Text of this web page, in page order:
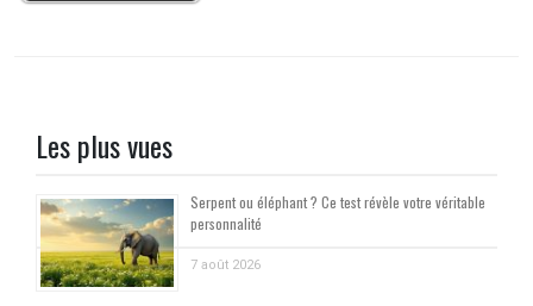
Les plus vues
Serpent ou éléphant ? Ce test révèle votre véritable
personnalité
7 août 2026